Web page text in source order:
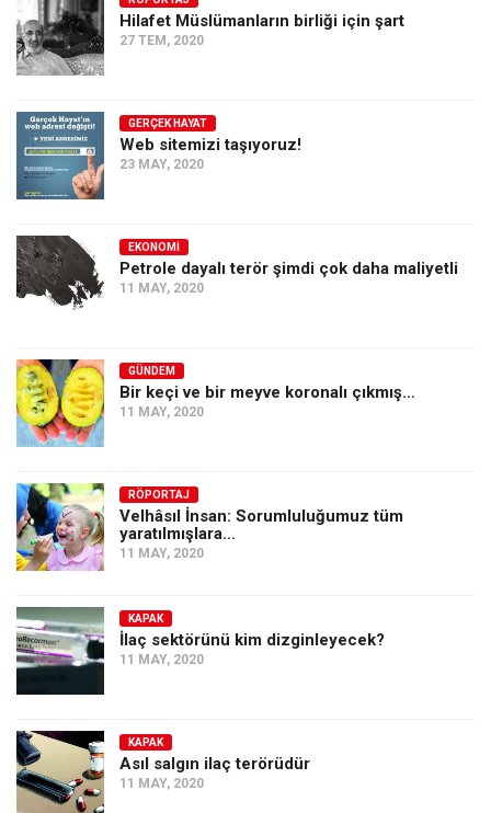
Ekonomi
Spor
Sağlık
Gıda-Beslenme
Türkiye
Siyaset
Dünya
Asya
Amerika
Avustralya
Tarih
Düşünce
Dosyalar
Hilafet Müslümanların birliği için şart
27 TEM, 2020
GERÇEK HAYAT
Web sitemizi taşıyoruz!
23 MAY, 2020
EKONOMI
Petrole dayalı terör şimdi çok daha maliyetli
11 MAY, 2020
GÜNDEM
Bir keçi ve bir meyve koronalı çıkmış…
11 MAY, 2020
RÖPORTAJ
Velhâsıl İnsan: Sorumluluğumuz tüm
yaratılmışlara…
11 MAY, 2020
KAPAK
İlaç sektörünü kim dizginleyecek?
11 MAY, 2020
KAPAK
Asıl salgın ilaç terörüdür
11 MAY, 2020